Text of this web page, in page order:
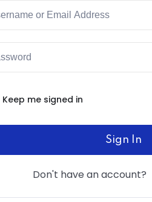
Keep me signed in
Sign In
Don't have an account?